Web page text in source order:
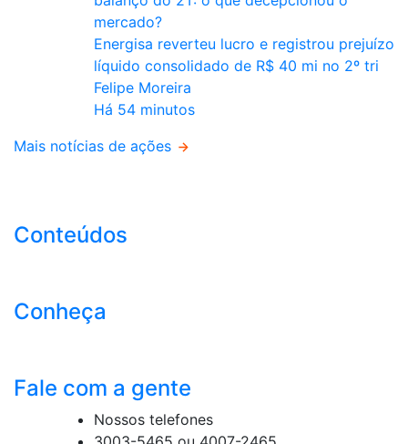
mercado?
Energisa reverteu lucro e registrou prejuízo
líquido consolidado de R$ 40 mi no 2º tri
Felipe Moreira
Há 54 minutos
Mais notícias de ações
Conteúdos
Conheça
Fale com a gente
Nossos telefones